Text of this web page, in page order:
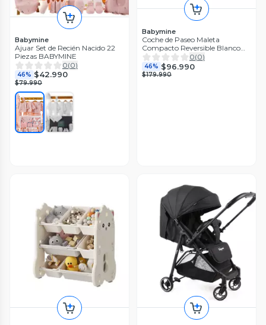
Babymine
Ajuar Set de Recién Nacido 22
Piezas BABYMINE
0(0)
46% $42.990
$79.990
Babymine
Coche de Paseo Maleta
Compacto Reversible Blanco
BABYMINE
0(0)
46% $96.990
$179.990